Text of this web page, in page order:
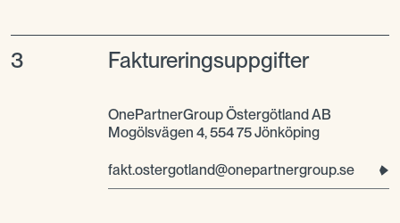
3 Faktureringsuppgifter
OnePartnerGroup Östergötland AB
Mogölsvägen 4, 554 75 Jönköping
fakt.ostergotland@onepartnergroup.se